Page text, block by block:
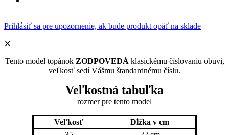
Prihlásiť sa pre upozornenie, ak bude produkt opäť na sklade
✕
Tento model topánok ZODPOVEDÁ klasickému číslovaniu obuvi,
veľkosť sedí Vášmu štandardnému číslu.
Veľkostná tabuľka
rozmer pre tento model
Veľkosť
Dĺžka v cm